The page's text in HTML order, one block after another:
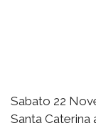
Sabato 22
Santa Caterina